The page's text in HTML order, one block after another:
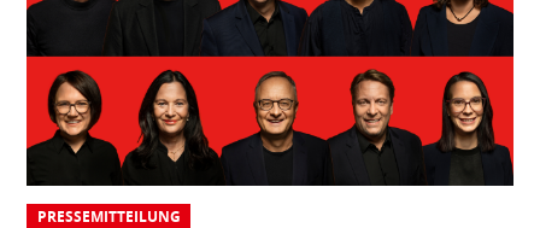
PRESSEMITTEILUNG